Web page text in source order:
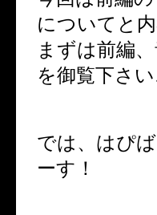
についてと
まずは前編
を御覧下さい
では、はぴ
ーす！